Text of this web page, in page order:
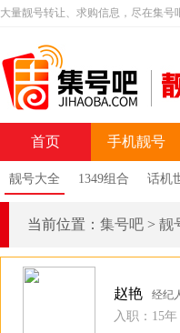
大量靓号转让、求购信息，尽在集号
首页 手机靓号
靓号大全 1349组合 话机
当前位置： 集号吧 > 靓
赵艳 经纪
入职：15年